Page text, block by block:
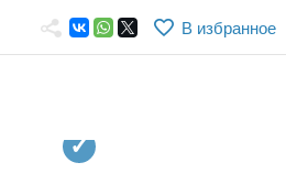
Игрушки
Квадрокоптеры
В избранное